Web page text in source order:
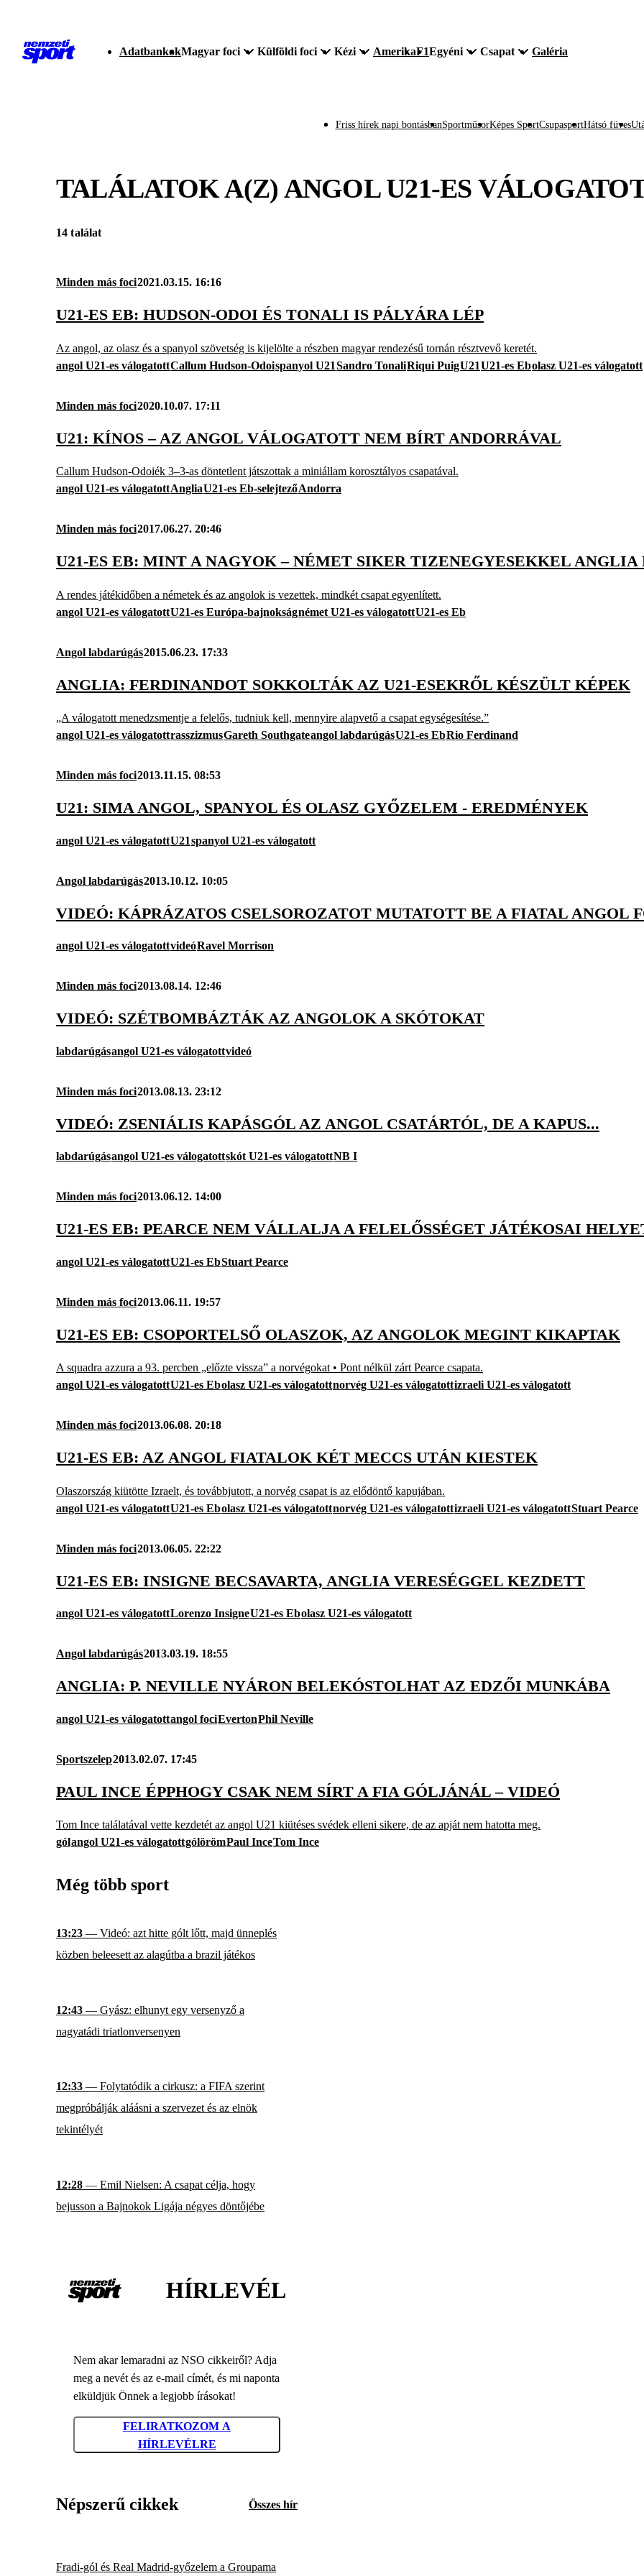
AdatbankokMagyar foci Külföldi foci Kézi AmerikaF1Egyéni Csapat Galéria
Friss hírek napi bontásbanSportműsorKépes SportCsupasportHátsó füves
TALÁLATOK A(Z) ANGOL U21-ES
14 találat
Minden más foci2021.03.15. 16:16
U21-ES EB: HUDSON-ODOI ÉS TONALI IS PÁLYÁRA LÉP
Az angol, az olasz és a spanyol szövetség is kijelölte a részben magyar rendezésű tornán résztvevő keretét.
angol U21-es válogatottCallum Hudson-Odoispanyol U21Sandro TonaliRiqui PuigU21U21-es Ebolasz U21-es válogatott
Minden más foci2020.10.07. 17:11
U21: KÍNOS – AZ ANGOL VÁLOGATOTT NEM BÍRT ANDORRÁVAL
Callum Hudson-Odoiék 3–3-as döntetlent játszottak a miniállam korosztályos csapatával.
angol U21-es válogatottAngliaU21-es Eb-selejtezőAndorra
Minden más foci2017.06.27. 20:46
U21-ES EB: MINT A NAGYOK – NÉMET SIKER TIZENEGYESEKKEL ANGLIA
A rendes játékidőben a németek és az angolok is vezettek, mindkét csapat egyenlített.
angol U21-es válogatottU21-es Európa-bajnokságnémet U21-es válogatottU21-es Eb
Angol labdarúgás2015.06.23. 17:33
ANGLIA: FERDINANDOT SOKKOLTÁK AZ U21-ESEKRŐL KÉSZÜLT KÉPEK
„A válogatott menedzsmentje a felelős, tudniuk kell, mennyire alapvető a csapat egységesítése.”
angol U21-es válogatottrasszizmusGareth Southgateangol labdarúgásU21-es EbRio Ferdinand
Minden más foci2013.11.15. 08:53
U21: SIMA ANGOL, SPANYOL ÉS OLASZ GYŐZELEM - EREDMÉNYEK
angol U21-es válogatottU21spanyol U21-es válogatott
Angol labdarúgás2013.10.12. 10:05
VIDEÓ: KÁPRÁZATOS CSELSOROZATOT MUTATOTT BE A FIATAL ANGOL
angol U21-es válogatottvideóRavel Morrison
Minden más foci2013.08.14. 12:46
VIDEÓ: SZÉTBOMBÁZTÁK AZ ANGOLOK A SKÓTOKAT
labdarúgásangol U21-es válogatottvideó
Minden más foci2013.08.13. 23:12
VIDEÓ: ZSENIÁLIS KAPÁSGÓL AZ ANGOL CSATÁRTÓL, DE A KAPUS...
labdarúgásangol U21-es válogatottskót U21-es válogatottNB I
Minden más foci2013.06.12. 14:00
U21-ES EB: PEARCE NEM VÁLLALJA A FELELŐSSÉGET JÁTÉKOSAI
angol U21-es válogatottU21-es EbStuart Pearce
Minden más foci2013.06.11. 19:57
U21-ES EB: CSOPORTELSŐ OLASZOK, AZ ANGOLOK MEGINT KIKAPTAK
A squadra azzura a 93. percben „előzte vissza” a norvégokat • Pont nélkül zárt Pearce csapata.
angol U21-es válogatottU21-es Ebolasz U21-es válogatottnorvég U21-es válogatottizraeli U21-es válogatott
Minden más foci2013.06.08. 20:18
U21-ES EB: AZ ANGOL FIATALOK KÉT MECCS UTÁN KIESTEK
Olaszország kiütötte Izraelt, és továbbjutott, a norvég csapat is az elődöntő kapujában.
angol U21-es válogatottU21-es Ebolasz U21-es válogatottnorvég U21-es válogatottizraeli U21-es válogatottStuart Pearce
Minden más foci2013.06.05. 22:22
U21-ES EB: INSIGNE BECSAVARTA, ANGLIA VERESÉGGEL KEZDETT
angol U21-es válogatottLorenzo InsigneU21-es Ebolasz U21-es válogatott
Angol labdarúgás2013.03.19. 18:55
ANGLIA: P. NEVILLE NYÁRON BELEKÓSTOLHAT AZ EDZŐI MUNKÁBA
angol U21-es válogatottangol fociEvertonPhil Neville
Sportszelep2013.02.07. 17:45
PAUL INCE ÉPPHOGY CSAK NEM SÍRT A FIA GÓLJÁNÁL – VIDEÓ
Tom Ince találatával vette kezdetét az angol U21 kiütéses svédek elleni sikere, de az apját nem hatotta meg.
gólangol U21-es válogatottgólörömPaul InceTom Ince
Még több sport
13:23 — Videó: azt hitte gólt lőtt, majd ünneplés
közben beleesett az alagútba a brazil játékos
12:43 — Gyász: elhunyt egy versenyző a
nagyatádi triatlonversenyen
12:33 — Folytatódik a cirkusz: a FIFA szerint
megpróbálják aláásni a szervezet és az elnök
tekintélyét
12:28 — Emil Nielsen: A csapat célja, hogy
bejusson a Bajnokok Ligája négyes döntőjébe
HÍRLEVÉL
Nem akar lemaradni az NSO cikkeiről? Adja
meg a nevét és az e-mail címét, és mi naponta
elküldjük Önnek a legjobb írásokat!
FELIRATKOZOM A
HÍRLEVÉLRE
Népszerű cikkek Összes hír
Fradi-gól és Real Madrid-győzelem a Groupama